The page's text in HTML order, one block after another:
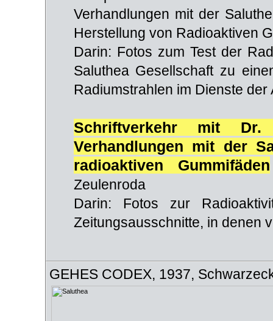
Verhandlungen mit der
Herstellung von Radioaktiven
Darin: Fotos zum Test der
Saluthea Gesellschaft zu
Radiumstrahlen im Dienste der
Schriftverkehr mit
Verhandlungen mit der
radioaktiven Gummifäden
Zeulenroda
Darin: Fotos zur
Zeitungsausschnitte, in denen
GEHES CODEX, 1937,